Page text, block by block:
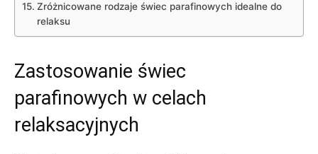
Zróżnicowane rodzaje‌ świec parafinowych idealne do
relaksu
Zastosowanie świec
parafinowych ‍w celach
relaksacyjnych